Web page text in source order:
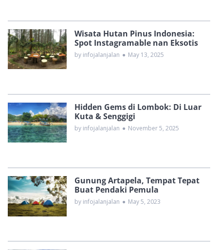
Wisata Hutan Pinus Indonesia:
Spot Instagramable nan Eksotis
by infojalanjalan ● May 13, 2025
Hidden Gems di Lombok: Di Luar
Kuta & Senggigi
by infojalanjalan ● November 5, 2025
Gunung Artapela, Tempat Tepat
Buat Pendaki Pemula
by infojalanjalan ● May 5, 2023